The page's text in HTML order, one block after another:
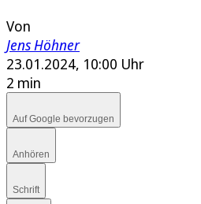
Von
Jens Höhner
23.01.2024, 10:00 Uhr
2 min
Auf Google bevorzugen
Anhören
Schrift